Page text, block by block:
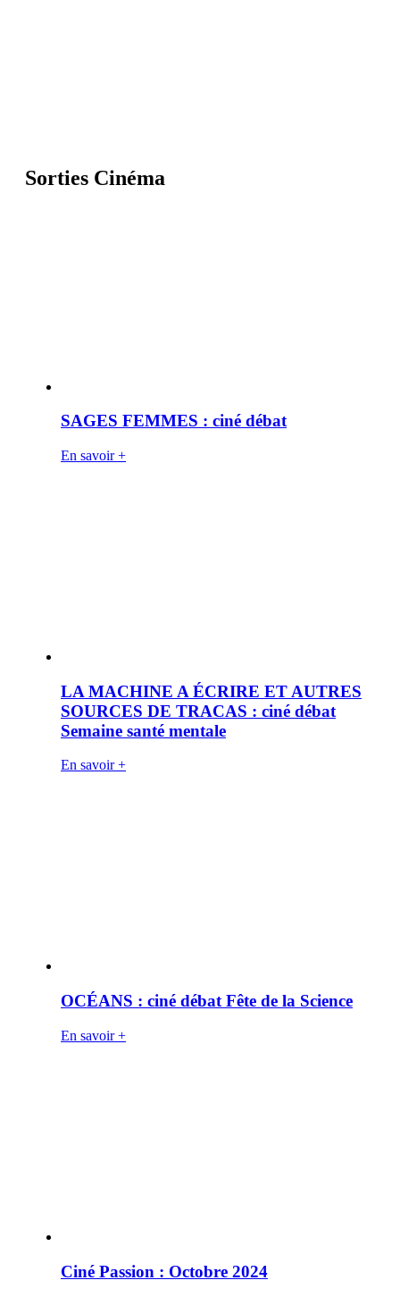
Sorties Cinéma
SAGES FEMMES : ciné débat
En savoir +
LA MACHINE A ÉCRIRE ET AUTRES
SOURCES DE TRACAS : ciné débat
Semaine santé mentale
En savoir +
OCÉANS : ciné débat Fête de la Science
En savoir +
Ciné Passion : Octobre 2024